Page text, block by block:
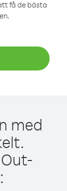
få de bästa
med